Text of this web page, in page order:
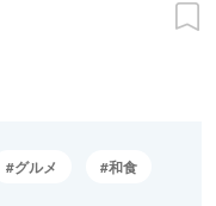
グルメ 和食